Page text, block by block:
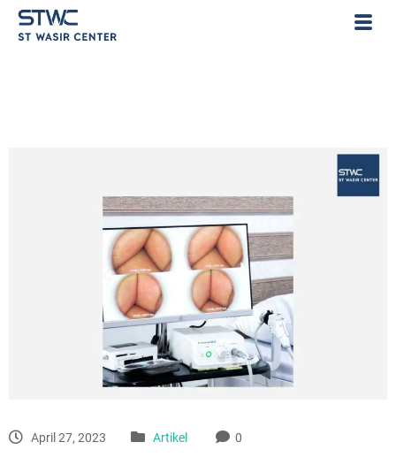
April 27, 2023 Artikel 0